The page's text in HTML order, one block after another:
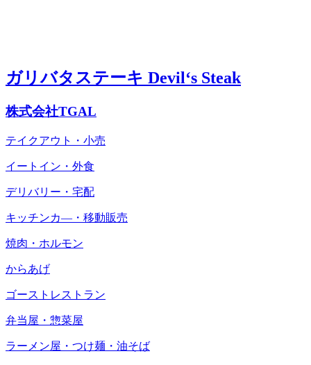
ガリバタステーキ Devil‘s Steak
株式会社TGAL
テイクアウト・小売
イートイン・外食
デリバリー・宅配
キッチンカ―・移動販売
焼肉・ホルモン
からあげ
ゴーストレストラン
弁当屋・惣菜屋
ラーメン屋・つけ麺・油そば